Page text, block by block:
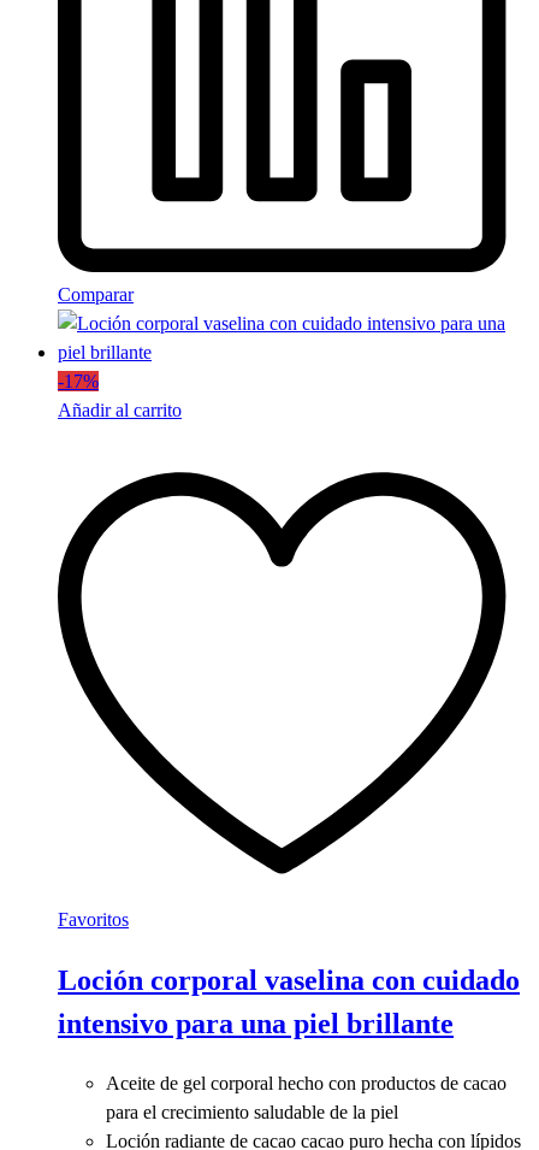
Comparar
-17%
Añadir al carrito
Favoritos
Loción corporal vaselina con cuidado
intensivo para una piel brillante
Aceite de gel corporal hecho con productos de cacao
para el crecimiento saludable de la piel
Loción radiante de cacao cacao puro hecha con lípidos